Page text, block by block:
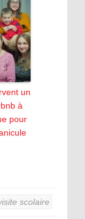
un
à
pour
scolaire